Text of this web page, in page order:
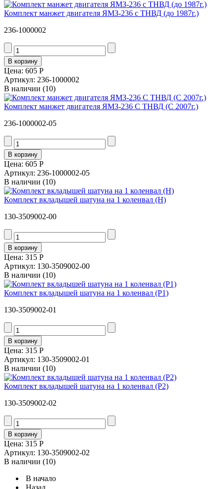
Комплект манжет двигателя ЯМЗ-236 с ТНВД (до 1987г.)
236-1000002
Цена: 605 Р
Артикул: 236-1000002
В наличии (10)
Комплект манжет двигателя ЯМЗ-236 С ТНВД (С 2007г.)
236-1000002-05
Цена: 605 Р
Артикул: 236-1000002-05
В наличии (10)
Комплект вкладышей шатуна на 1 коленвал (Н)
130-3509002-00
Цена: 315 Р
Артикул: 130-3509002-00
В наличии (10)
Комплект вкладышей шатуна на 1 коленвал (Р1)
130-3509002-01
Цена: 315 Р
Артикул: 130-3509002-01
В наличии (10)
Комплект вкладышей шатуна на 1 коленвал (Р2)
130-3509002-02
Цена: 315 Р
Артикул: 130-3509002-02
В наличии (10)
В начало
Назад